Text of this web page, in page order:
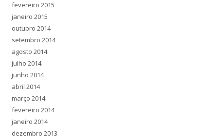
fevereiro 2015
janeiro 2015
outubro 2014
setembro 2014
agosto 2014
julho 2014
junho 2014
abril 2014
março 2014
fevereiro 2014
janeiro 2014
dezembro 2013